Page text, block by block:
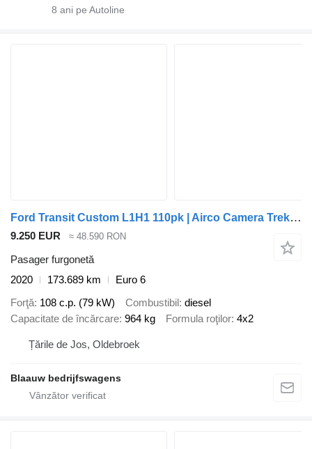
8 ani pe Autoline
Ford Transit Custom L1H1 110pk | Airco Camera Trekhaak
9.250 EUR ≈ 48.590 RON
Pasager furgonetă
2020
173.689 km
Euro 6
Forţă 108 c.p. (79 kW) Combustibil diesel
Capacitate de încărcare 964 kg Formula roţilor 4x2
Țările de Jos, Oldebroek
Blaauw bedrijfswagens